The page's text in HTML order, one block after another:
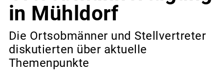
in Mühldorf
Die Ortsobmänner und Stellvertreter
diskutierten über aktuelle
Themenpunkte